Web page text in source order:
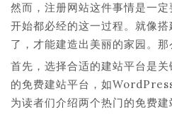
然而，注册网站这件事情是一
开始都必经的这一过程。就像
了，才能建造出美丽的家园。
首先，选择合适的建站平台是
的免费建站平台，如
为读者们介绍两个热门的免费建